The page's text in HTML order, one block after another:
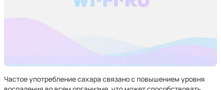
Частое употребление сахара связано с повышением уровня